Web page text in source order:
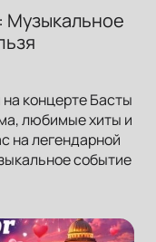
Музыкальное
концерте Басты
любимые хиты и
на легендарной
событие